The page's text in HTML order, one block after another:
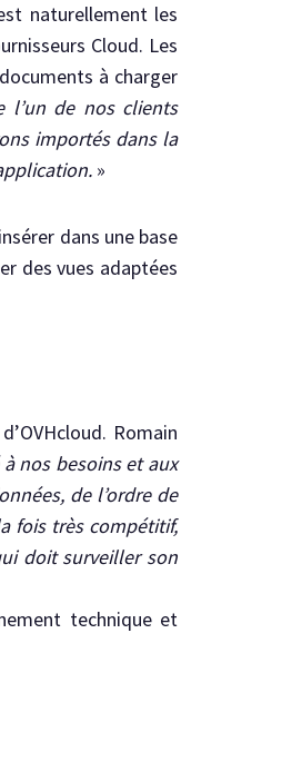
naturellement les
Cloud. Les
à charger
l’un de nos clients
importés dans la
»
dans une base
des vues adaptées
Romain
nos besoins et aux
de l’ordre de
fois très compétitif,
doit surveiller son
technique et